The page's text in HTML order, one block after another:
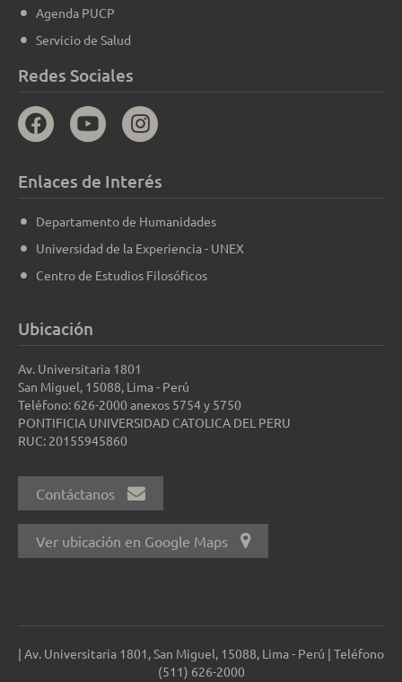
Agenda PUCP
Servicio de Salud
Redes Sociales
Enlaces de Interés
Departamento de Humanidades
Universidad de la Experiencia - UNEX
Centro de Estudios Filosóficos
Ubicación
Av. Universitaria 1801
San Miguel, 15088, Lima - Perú
Teléfono: 626-2000 anexos 5754 y 5750
PONTIFICIA UNIVERSIDAD CATOLICA DEL PERU
RUC: 20155945860
Contáctanos
Ver ubicación en Google Maps
| Av. Universitaria 1801, San Miguel, 15088, Lima - Perú | Teléfono
(511) 626-2000